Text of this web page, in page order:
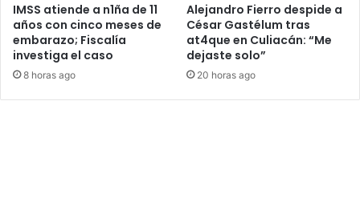
IMSS atiende a n1ña de 11
años con cinco meses de
embarazo; Fiscalía
investiga el caso
8 horas ago
Alejandro Fierro despide a
César Gastélum tras
at4que en Culiacán: “Me
dejaste solo”
20 horas ago